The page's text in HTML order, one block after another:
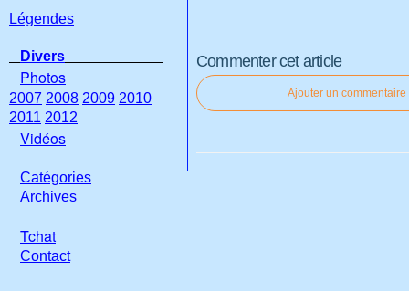
Commenter cet article
Ajouter un commentaire
Légendes
Divers
Photos
2007 2008 2009 2010
2011 2012
Vidéos
Catégories
Archives
Tchat
Contact